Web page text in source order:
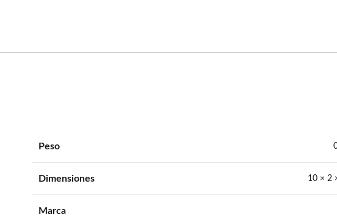
Peso
Dimensiones 10 × 2
Marca